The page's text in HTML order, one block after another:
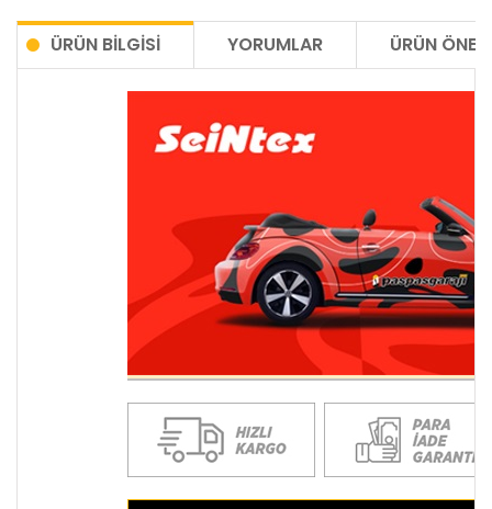
ÜRÜN BILGISI YORUMLAR ÜRÜN